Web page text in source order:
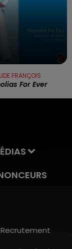
FRANÇOIS
For Ever
Recrutement